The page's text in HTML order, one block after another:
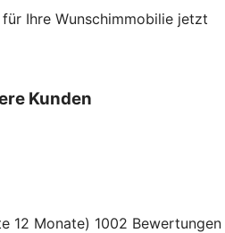
Ihre Wunschimmobilie jetzt
Kunden
12 Monate) 1002 Bewertungen